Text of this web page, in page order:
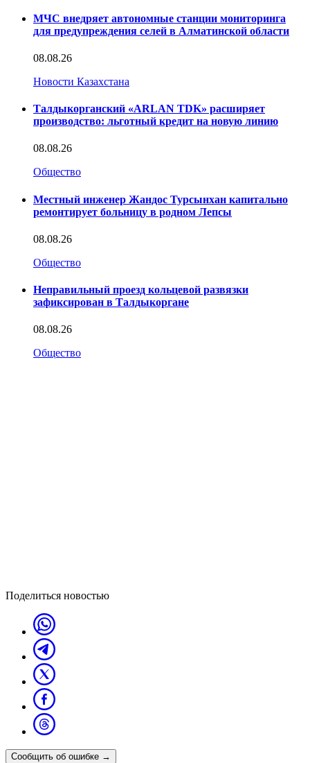
МЧС внедряет автономные станции мониторинга
для предупреждения селей в Алматинской области
08.08.26
Новости Казахстана
Талдыкорганский «ARLAN TDK» расширяет
производство: льготный кредит на новую линию
08.08.26
Общество
Местный инженер Жандос Турсынхан капитально
ремонтирует больницу в родном Лепсы
08.08.26
Общество
Неправильный проезд кольцевой развязки
зафиксирован в Талдыкоргане
08.08.26
Общество
Поделиться новостью
Сообщить об ошибке →